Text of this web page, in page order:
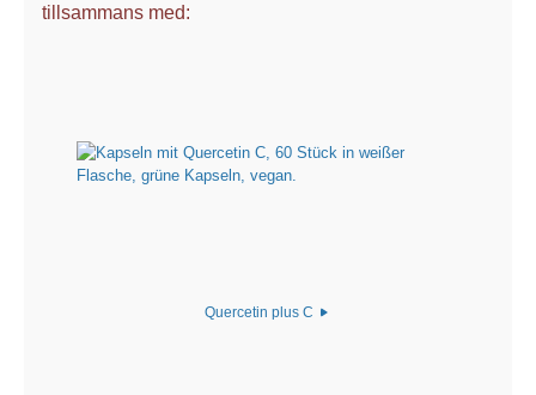
tillsammans med:
Quercetin plus C